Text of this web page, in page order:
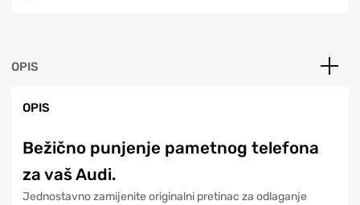
OPIS
OPIS
Bežično punjenje pametnog telefona
za vaš Audi.
Jednostavno zamijenite originalni pretinac za odlaganje